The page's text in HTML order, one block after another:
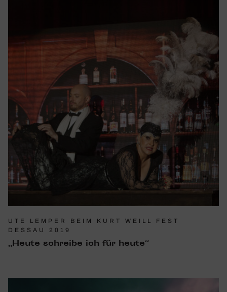
UTE LEMPER BEIM KURT WEILL FEST
DESSAU 2019
„Heute schreibe ich für heute“